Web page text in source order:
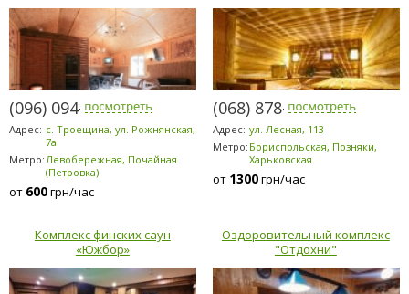
(096) 094-5294
Адрес: с. Троещина, ул. Рожнянская,
7а
Метро:Левобережная, Почайная
(Петровка)
от 600грн/час
(068) 878-5953
Адрес: ул. Лесная, 113
Метро: Бориспольская, Позняки,
Харьковская
от 1300грн/час
Комплекс финских саун
«Южбор»
Оздоровительный комплекс
"Отдохни"